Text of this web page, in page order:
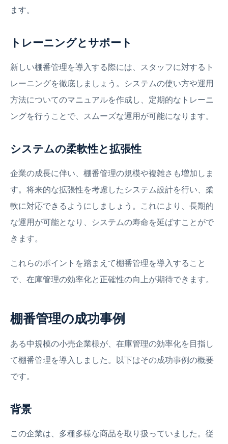
ます。
トレーニングとサポート
新しい棚番管理を導入する際には、スタッフに対するト
レーニングを徹底しましょう。システムの使い方や運用
方法についてのマニュアルを作成し、定期的なトレーニ
ングを行うことで、スムーズな運用が可能になります。
システムの柔軟性と拡張性
企業の成長に伴い、棚番管理の規模や複雑さも増加しま
す。将来的な拡張性を考慮したシステム設計を行い、柔
軟に対応できるようにしましょう。これにより、長期的
な運用が可能となり、システムの寿命を延ばすことがで
きます。
これらのポイントを踏まえて棚番管理を導入すること
で、在庫管理の効率化と正確性の向上が期待できます。
棚番管理の成功事例
ある中規模の小売企業様が、在庫管理の効率化を目指し
て棚番管理を導入しました。以下はその成功事例の概要
です。
背景
この企業は、多種多様な商品を取り扱っていました。従